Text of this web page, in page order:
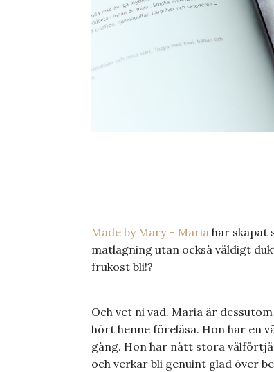
Made by Mary – Maria har skapat
matlagning utan också väldigt
frukost bli!?
Och vet ni vad. Maria är
hört henne föreläsa. Hon har en
gång. Hon har nått stora
och verkar bli genuint glad över